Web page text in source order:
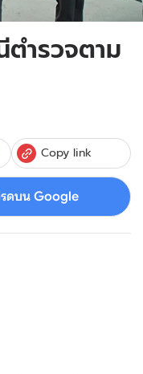
ตำรวจตาม
Copy link
รดบน Google